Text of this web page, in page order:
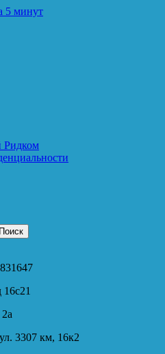
5 минут
Ридком
3307 км, 16к2